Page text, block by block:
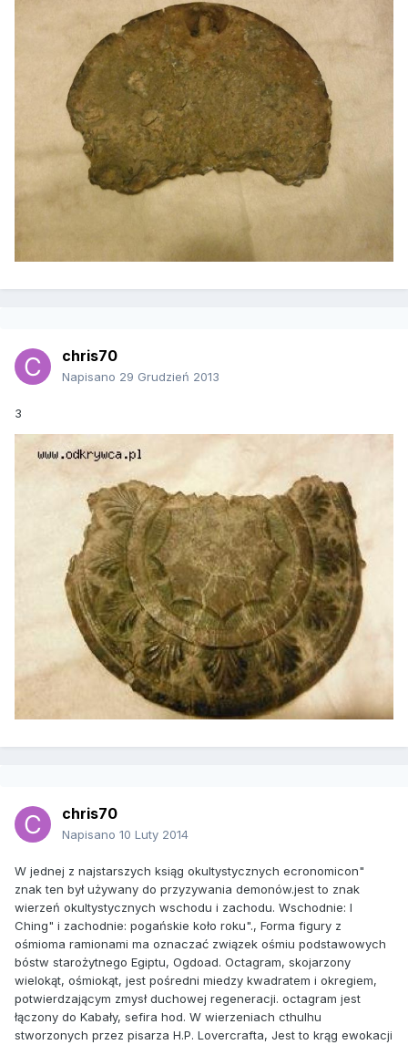
chris70
Napisano 29 Grudzień 2013
3
chris70
Napisano 10 Luty 2014
W jednej z najstarszych ksiąg okultystycznych ecronomicon"
znak ten był używany do przyzywania demonów.jest to znak
wierzeń okultystycznych wschodu i zachodu. Wschodnie: I
Ching" i zachodnie: pogańskie koło roku"., Forma figury z
ośmioma ramionami ma oznaczać związek ośmiu podstawowych
bóstw starożytnego Egiptu, Ogdoad. Octagram, skojarzony
wielokąt, ośmiokąt, jest pośredni miedzy kwadratem i okregiem,
potwierdzającym zmysł duchowej regeneracji. octagram jest
łączony do Kabały, sefira hod. W wierzeniach cthulhu
stworzonych przez pisarza H.P. Lovercrafta, Jest to krąg ewokacji